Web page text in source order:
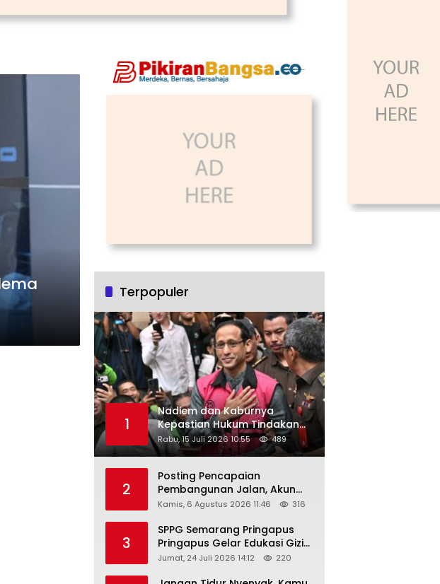
Terpopuler
1
Nadiem dan Kaburnya
Kepastian Hukum Tindakan
Pejabat Publik
Rabu, 15 Juli 2026 10:55 489
2
Posting Pencapaian
Pembangunan Jalan, Akun
Facebook Pemerintah
“Dirujak” Warganet
Kamis, 6 Agustus 2026 11:46 316
3
SPPG Semarang Pringapus
Pringapus Gelar Edukasi Gizi
di PAUD Bina Balita Peringati
Jumat, 24 Juli 2026 14:12 220